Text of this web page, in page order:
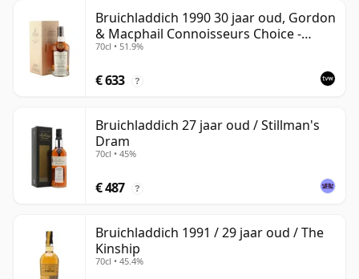
Bruichladdich 1990 30 jaar oud, Gordon
& Macphail Connoisseurs Choice -
Sherry Hogshead #3000
70cl • 51.9%
€ 633 ?
Bruichladdich 27 jaar oud / Stillman's
Dram
70cl • 45%
€ 487 ?
Bruichladdich 1991 / 29 jaar oud / The
Kinship
70cl • 45.4%